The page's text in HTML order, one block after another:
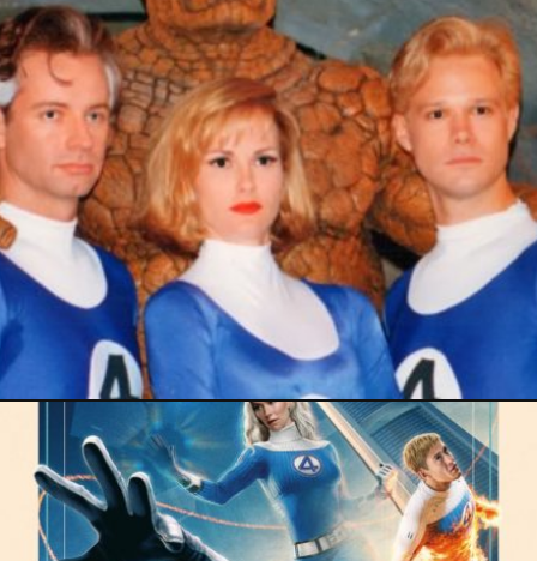
19 septembre 2025